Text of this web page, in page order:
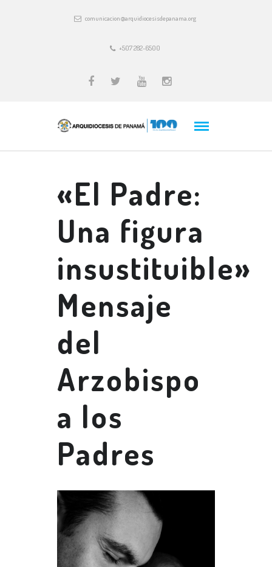
comunicacion@arquidiocesisdepanama.org
+507 282-6500
«El Padre:
Una figura
insustituible»
Mensaje
del
Arzobispo
a los
Padres